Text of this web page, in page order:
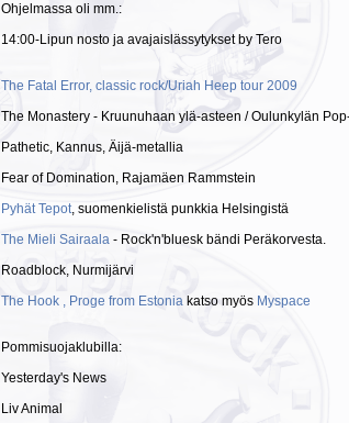
Ohjelmassa oli mm.:
14:00-Lipun nosto ja avajaislässytykset by Tero
The Fatal Error, classic rock/Uriah Heep tour 2009
The Monastery - Kruunuhaan ylä-asteen / Oulunkylän
Pathetic, Kannus, Äijä-metallia
Fear of Domination, Rajamäen Rammstein
Pyhät Tepot, suomenkielistä punkkia Helsingistä
The Mieli Sairaala - Rock'n'bluesk bändi Peräkorvesta.
Roadblock, Nurmijärvi
The Hook , Proge from Estonia katso myös Myspace
Pommisuojaklubilla:
Yesterday's News
Liv Animal